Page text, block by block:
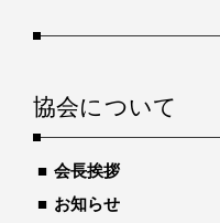
協会について
会長挨拶
お知らせ